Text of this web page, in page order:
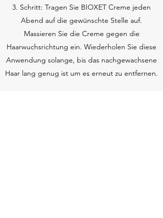
3. Schritt: Tragen Sie BIOXET Creme jeden
Abend auf die gewünschte Stelle auf.
Massieren Sie die Creme gegen die
Haarwuchsrichtung ein. Wiederholen Sie diese
Anwendung solange, bis das nachgewachsene
Haar lang genug ist um es erneut zu entfernen.